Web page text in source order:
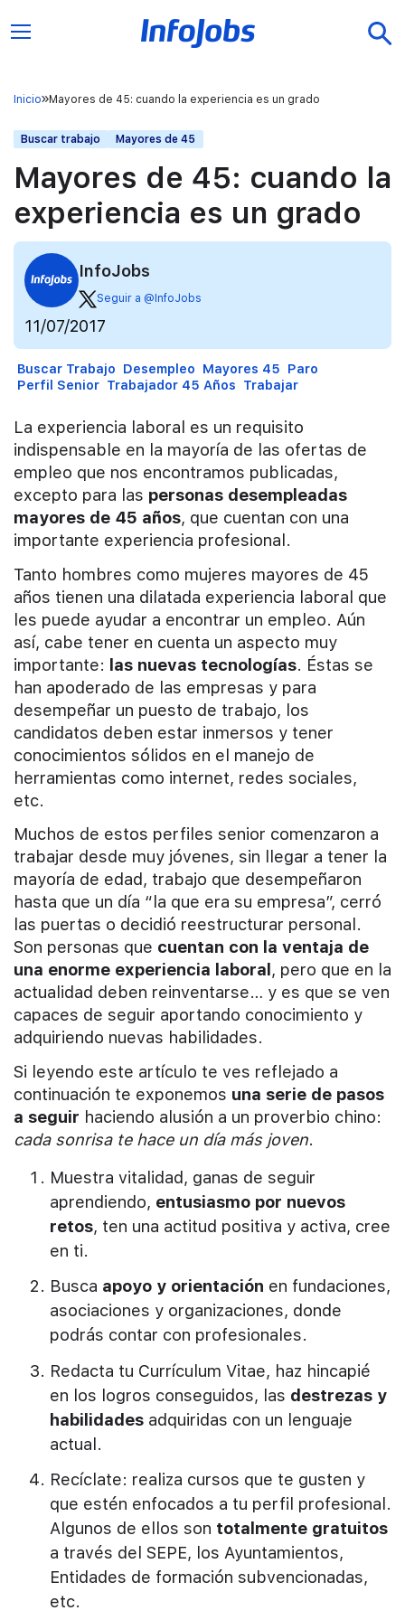
Inicio Mayores de 45: cuando la experiencia es un grado
Buscar trabajo Mayores de 45
Mayores de 45: cuando la
experiencia es un grado
InfoJobs
Seguir a @InfoJobs
11/07/2017
Buscar Trabajo Desempleo Mayores 45 Paro
Perfil Senior Trabajador 45 Años Trabajar
La experiencia laboral es un requisito
indispensable en la mayoría de las ofertas de
empleo que nos encontramos publicadas,
excepto para las personas desempleadas
mayores de 45 años, que cuentan con una
importante experiencia profesional.
Tanto hombres como mujeres mayores de 45
años tienen una dilatada experiencia laboral que
les puede ayudar a encontrar un empleo. Aún
así, cabe tener en cuenta un aspecto muy
importante: las nuevas tecnologías. Éstas se
han apoderado de las empresas y para
desempeñar un puesto de trabajo, los
candidatos deben estar inmersos y tener
conocimientos sólidos en el manejo de
herramientas como internet, redes sociales,
etc.
Muchos de estos perfiles senior comenzaron a
trabajar desde muy jóvenes, sin llegar a tener la
mayoría de edad, trabajo que desempeñaron
hasta que un día “la que era su empresa”, cerró
las puertas o decidió reestructurar personal.
Son personas que cuentan con la ventaja de
una enorme experiencia laboral , pero que en la
actualidad deben reinventarse… y es que se ven
capaces de seguir aportando conocimiento y
adquiriendo nuevas habilidades.
Si leyendo este artículo te ves reflejado a
continuación te exponemos una serie de pasos
a seguir haciendo alusión a un proverbio chino:
cada sonrisa te hace un día más joven.
Muestra vitalidad, ganas de seguir
aprendiendo, entusiasmo por nuevos
retos, ten una actitud positiva y activa, cree
en ti.
Busca apoyo y orientación en fundaciones,
asociaciones y organizaciones, donde
podrás contar con profesionales.
Redacta tu Currículum Vitae, haz hincapié
en los logros conseguidos, las destrezas y
habilidades adquiridas con un lenguaje
actual.
Recíclate: realiza cursos que te gusten y
que estén enfocados a tu perfil profesional.
Algunos de ellos son totalmente gratuitos
a través del SEPE, los Ayuntamientos,
Entidades de formación subvencionadas,
etc.